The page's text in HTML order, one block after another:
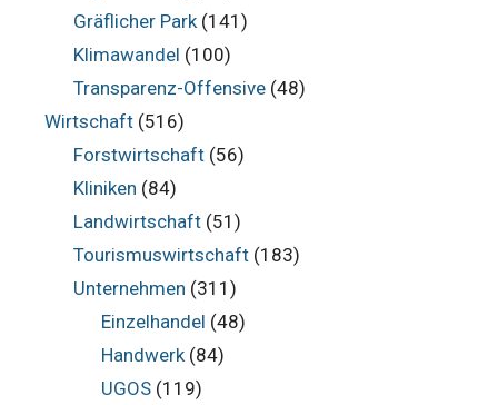
Gräflicher Park(141)
Klimawandel (100)
Transparenz-Offensive(48)
Wirtschaft (516)
Forstwirtschaft(56)
Kliniken (84)
Landwirtschaft(51)
Tourismuswirtschaft(183)
Unternehmen (311)
Einzelhandel (48)
Handwerk (84)
UGOS (119)